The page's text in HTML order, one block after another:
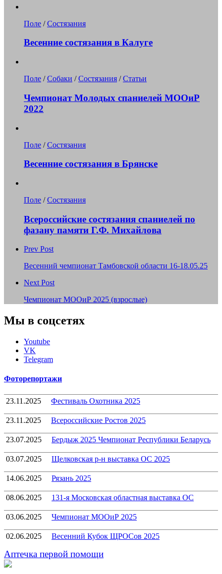
Поле /Состязания
Весенние состязания в Калуге
Поле /Собаки /Состязания /Статьи
Чемпионат Молодых спаниелей МООиР
2022
Поле /Состязания
Весенние состязания в Брянске
Поле /Состязания
Всероссийские состязания спаниелей по
фазану памяти Г.Ф. Михайлова
Prev Post
Весенний чемпионат Тамбовской области 16-18.05.25
Next Post
Чемпионат МООиР 2025 (взрослые)
Мы в соцсетях
Youtube
VK
Telegram
Фоторепортажи
23.11.2025 Фестиваль Охотника 2025
23.11.2025 Всероссийские Ростов 2025
23.07.2025 Бердыж 2025 Чемпионат Республики Беларусь
03.07.2025 Щелковская р-н выставка ОС 2025
14.06.2025 Рязань 2025
08.06.2025 131-я Московская областная выставка ОС
03.06.2025 Чемпионат МООиР 2025
02.06.2025 Весенний Кубок ЩРОСов 2025
Аптечка первой помощи